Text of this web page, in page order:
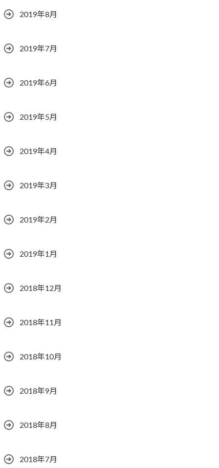
2019年8月
2019年7月
2019年6月
2019年5月
2019年4月
2019年3月
2019年2月
2019年1月
2018年12月
2018年11月
2018年10月
2018年9月
2018年8月
2018年7月